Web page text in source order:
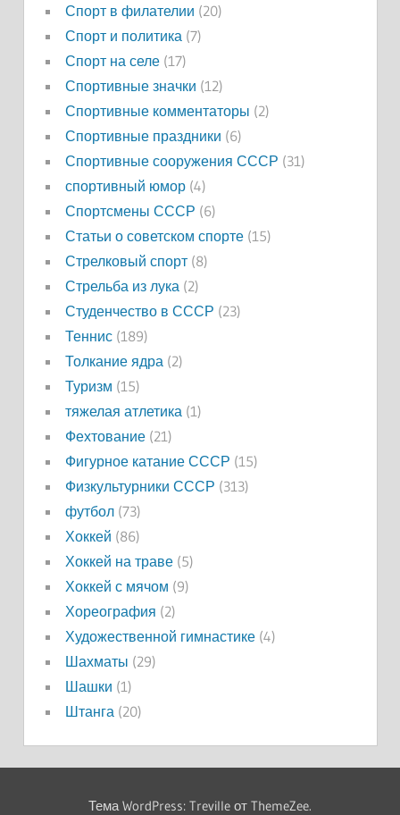
Спорт в филателии (20)
Спорт и политика (7)
Спорт на селе(17)
Спортивные значки (12)
Спортивные комментаторы (2)
Спортивные праздники (6)
Спортивные сооружения СССР (31)
спортивный юмор(4)
Спортсмены СССР (6)
Статьи о советском спорте(15)
Стрелковый спорт(8)
Стрельба из лука (2)
Студенчество в СССР (23)
Теннис(189)
Толкание ядра (2)
Туризм (15)
тяжелая атлетика (1)
Фехтование(21)
Фигурное катание СССР (15)
Физкультурники СССР (313)
футбол(73)
Хоккей (86)
Хоккей на траве(5)
Хоккей с мячом (9)
Хореография (2)
Художественной гимнастике(4)
Шахматы (29)
Шашки (1)
Штанга (20)
Тема WordPress: Treville от ThemeZee.